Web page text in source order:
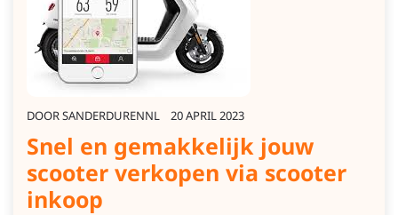
DOORSANDERDURENNL 20 APRIL 2023
Snel en gemakkelijk jouw
scooter verkopen via scooter
inkoop